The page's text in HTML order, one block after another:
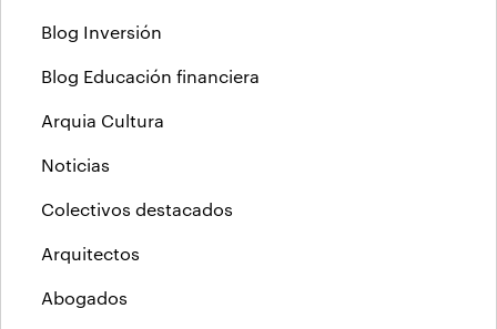
Blog Inversión
Blog Educación financiera
Arquia Cultura
Noticias
Colectivos destacados
Arquitectos
Abogados